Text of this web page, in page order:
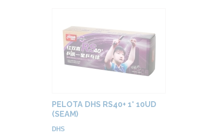
PELOTA DHS RS40+ 1* 10UD
(SEAM)
DHS